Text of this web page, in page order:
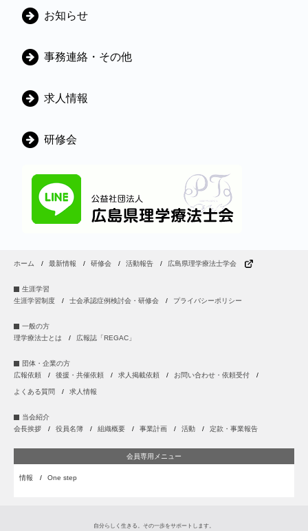
カ
ゴ
ー
お知らせ
事務連絡・その他
求人情報
研修会
ホーム 最新情報 研修会 活動報告 広島県理学療法士学会
生涯学習
生涯学習制度
士会承認症例検討会・研修会 プライバシーポリシー
一般の方
理学療法士とは
広報誌「REGAC」
団体・企業の方
広報依頼
後援・共催依頼 求人掲載依頼 お問い合わせ・依頼受付
よくある質問 求人情報
当会紹介
会長挨拶
役員名簿 組織概要 事業計画 活動 定款・事業報告
会員専用メニュー
情報 One step
自分らしく生きる。その一歩をサポートします。